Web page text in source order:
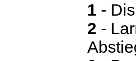
1 -
2 -